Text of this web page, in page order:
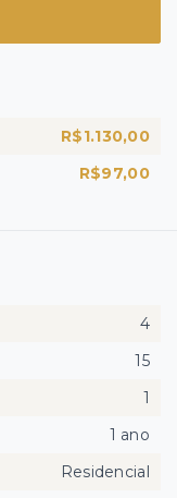
R$1.130,00
R$97,00
4
15
1
1 ano
Residencial